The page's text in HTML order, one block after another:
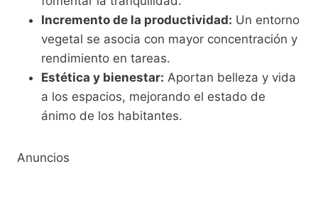
Incremento de la productividad: Un entorno
vegetal se asocia con mayor concentración y
rendimiento en tareas.
Estética y bienestar: Aportan belleza y vida
a los espacios, mejorando el estado de
ánimo de los habitantes.
Anuncios